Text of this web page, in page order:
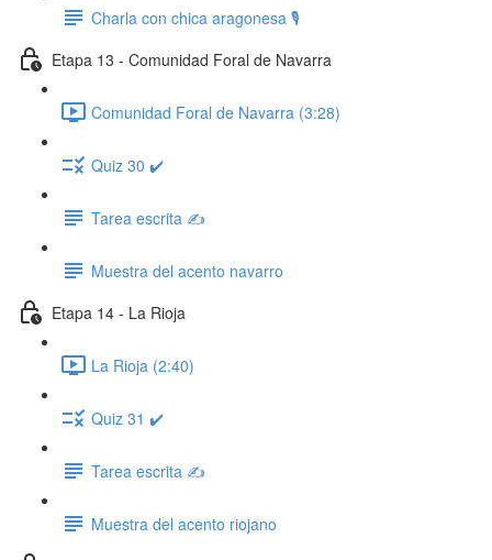
Charla con chica aragonesa 🎙️
Etapa 13 - Comunidad Foral de Navarra
Comunidad Foral de Navarra (3:28)
Quiz 30 ✔️
Tarea escrita ✍️
Muestra del acento navarro
Etapa 14 - La Rioja
La Rioja (2:40)
Quiz 31 ✔️
Tarea escrita ✍️
Muestra del acento riojano